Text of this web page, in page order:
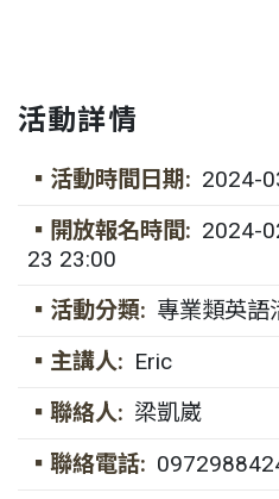
活動詳情
▪活動時間日期: 2024-
▪開放報名時間: 2024-
23 23:00
▪活動分類: 專業類英語
▪主講人: Eric
▪聯絡人: 梁凱崴
▪聯絡電話: